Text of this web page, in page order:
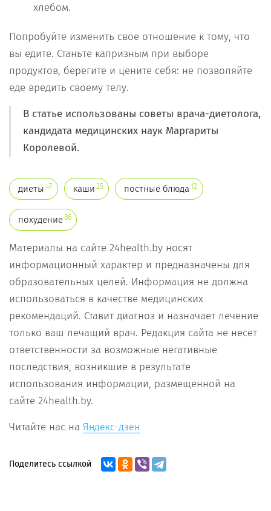
хлебом.
Попробуйте изменить свое отношение к тому, что
вы едите. Станьте капризным при выборе
продуктов, берегите и цените себя: не позволяйте
еде вредить своему телу.
В статье использованы советы врача-диетолога,
кандидата медицинских наук Маргариты
Королевой.
диеты 47 каши 25 постные блюда 12
похудение86
Материалы на сайте 24health.by носят
информационный характер и предназначены для
образовательных целей. Информация не должна
использоваться в качестве медицинских
рекомендаций. Ставит диагноз и назначает лечение
только ваш лечащий врач. Редакция сайта не несет
ответственности за возможные негативные
последствия, возникшие в результате
использования информации, размещенной на
сайте 24health.by.
Читайте нас на Яндекс-дзен
Поделитесь ссылкой